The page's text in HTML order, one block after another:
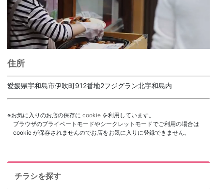
住所
愛媛県宇和島市伊吹町912番地2フジグラン北宇和島内
※お気に入りのお店の保存に cookie を利用しています。
ブラウザのプライベートモードやシークレットモードでご利用の場合は
cookie が保存されませんのでお店をお気に入りに登録できません。
チラシを探す